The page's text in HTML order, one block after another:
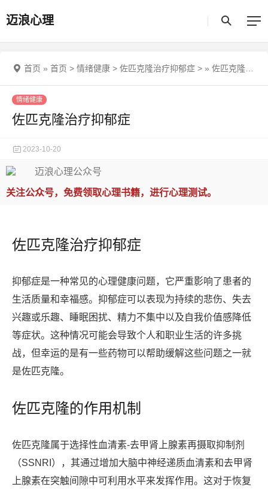
迈浪心理
首页 » 首页 > 情绪健康 > 佐匹克隆治疗抑郁症 > » 佐匹克隆治疗抑郁症
情绪健康
佐匹克隆治疗抑郁症
2023-10-20
关注公众号，免费领取心理书籍，进行心理测试。
佐匹克隆治疗抑郁症
抑郁症是一种常见的心理健康问题，它严重影响了患者的
生活质量和幸福感。抑郁症可以表现为持续的悲伤、失去
兴趣或乐趣、睡眠困扰、精力不集中以及自我价值感降低
等症状。这种情况可能会导致个人和职业生活的许多挑
战，但幸运的是有一些药物可以帮助缓解这些问题之一就
是佐匹克隆。
佐匹克隆的作用机制
佐匹克隆属于选择性血清素-去甲肾上腺素再摄取抑制剂
（SSNRI），其通过增加大脑中神经递质血清素和去甲肾
上腺素在突触间隙中可利用水平来发挥作用。这对于恢复